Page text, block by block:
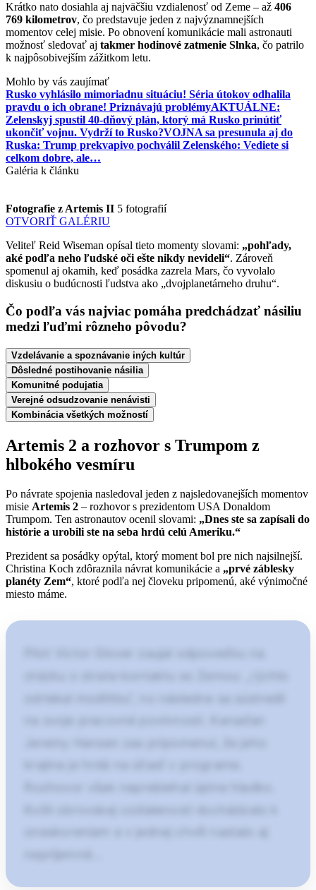
Krátko nato dosiahla aj najväčšiu vzdialenosť od Zeme – až 406
769 kilometrov, čo predstavuje jeden z najvýznamnejších
momentov celej misie. Po obnovení komunikácie mali astronauti
možnosť sledovať aj takmer hodinové zatmenie Slnka, čo patrilo
k najpôsobivejším zážitkom letu.
Mohlo by vás zaujímať
Rusko vyhlásilo mimoriadnu situáciu! Séria útokov odhalila
pravdu o ich obrane! Priznávajú problémyAKTUÁLNE:
Zelenskyj spustil 40-dňový plán, ktorý má Rusko prinútiť
ukončiť vojnu. Vydrží to Rusko?VOJNA sa presunula aj do
Ruska: Trump prekvapivo pochválil Zelenského: Vediete si
celkom dobre, ale…
Galéria k článku
Fotografie z Artemis II 5 fotografií
OTVORIŤ GALÉRIU
Veliteľ Reid Wiseman opísal tieto momenty slovami: „pohľady,
aké podľa neho ľudské oči ešte nikdy nevideli“. Zároveň
spomenul aj okamih, keď posádka zazrela Mars, čo vyvolalo
diskusiu o budúcnosti ľudstva ako „dvojplanetárneho druhu“.
Čo podľa vás najviac pomáha predchádzať násiliu
medzi ľuďmi rôzneho pôvodu?
Vzdelávanie a spoznávanie iných kultúr
Dôsledné postihovanie násilia
Komunitné podujatia
Verejné odsudzovanie nenávisti
Kombinácia všetkých možností
Artemis 2 a rozhovor s Trumpom z
hlbokého vesmíru
Po návrate spojenia nasledoval jeden z najsledovanejších momentov
misie Artemis 2 – rozhovor s prezidentom USA Donaldom
Trumpom. Ten astronautov ocenil slovami: „Dnes ste sa zapísali do
histórie a urobili ste na seba hrdú celú Ameriku.“
Prezident sa posádky opýtal, ktorý moment bol pre nich najsilnejší.
Christina Koch zdôraznila návrat komunikácie a „prvé záblesky
planéty Zem“, ktoré podľa nej človeku pripomenú, aké výnimočné
miesto máme.